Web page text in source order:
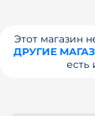
Этот магазин
ДРУГИЕ
есть